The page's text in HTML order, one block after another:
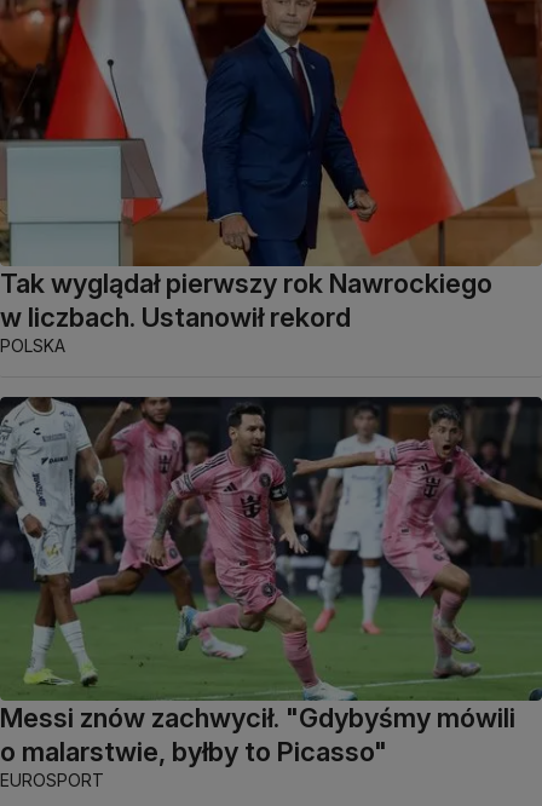
Tak wyglądał pierwszy rok Nawrockiego
w liczbach. Ustanowił rekord
POLSKA
Messi znów zachwycił. "Gdybyśmy mówili
o malarstwie, byłby to Picasso"
EUROSPORT